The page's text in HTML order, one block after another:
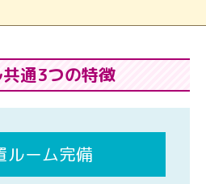
通3つの特徴
ルーム完備